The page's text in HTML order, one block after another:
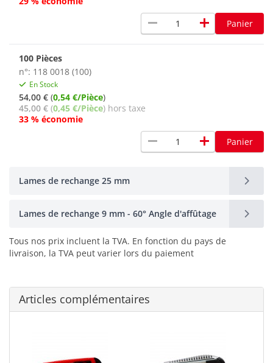
remove add Panier
100 Pièces
n°: 118 0018 (100)
En Stock
54,00 € (0,54 €/Pièce)
45,00 € (0,45 €/Pièce) hors taxe
33 % économie
remove add Panier
Lames de rechange 25 mm
Lames de rechange 9 mm - 60° Angle d'affûtage
Tous nos prix incluent la TVA. En fonction du pays de
livraison, la TVA peut varier lors du paiement
Articles complémentaires